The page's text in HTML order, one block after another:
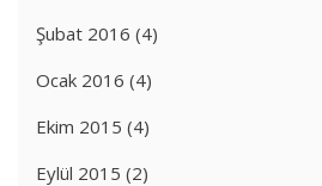
Şubat 2016 (4)
Ocak 2016 (4)
Ekim 2015 (4)
Eylül 2015 (2)